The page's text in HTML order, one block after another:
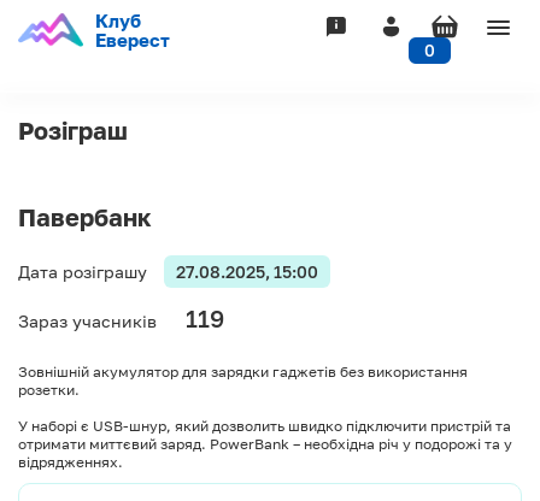
Клуб
Еверест
0
Розіграш
Павербанк
Дата розіграшу 27.08.2025, 15:00
Зараз учасників 119
Зовнішній акумулятор для зарядки гаджетів без використання
розетки.
У наборі є USB-шнур, який дозволить швидко підключити пристрій та
отримати миттєвий заряд. PowerBank – необхідна річ у подорожі та у
відрядженнях.